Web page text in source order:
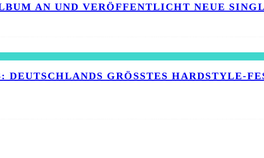
AN UND VERÖFFENTLICHT NEUE
DEUTSCHLANDS GRÖSSTES HARDSTYLE-